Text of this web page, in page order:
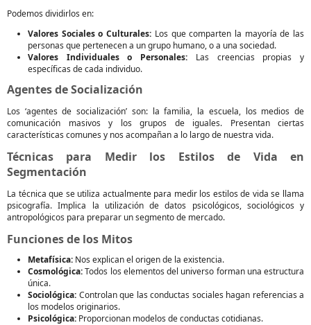
Podemos dividirlos en:
Valores Sociales o Culturales: Los que comparten la mayoría de las
personas que pertenecen a un grupo humano, o a una sociedad.
Valores Individuales o Personales: Las creencias propias y
específicas de cada individuo.
Agentes de Socialización
Los ‘agentes de socialización’ son: la familia, la escuela, los medios de
comunicación masivos y los grupos de iguales. Presentan ciertas
características comunes y nos acompañan a lo largo de nuestra vida.
Técnicas para Medir los Estilos de Vida en
Segmentación
La técnica que se utiliza actualmente para medir los estilos de vida se llama
psicografía. Implica la utilización de datos psicológicos, sociológicos y
antropológicos para preparar un segmento de mercado.
Funciones de los Mitos
Metafísica: Nos explican el origen de la existencia.
Cosmológica:Todos los elementos del universo forman una estructura
única.
Sociológica: Controlan que las conductas sociales hagan referencias a
los modelos originarios.
Psicológica: Proporcionan modelos de conductas cotidianas.